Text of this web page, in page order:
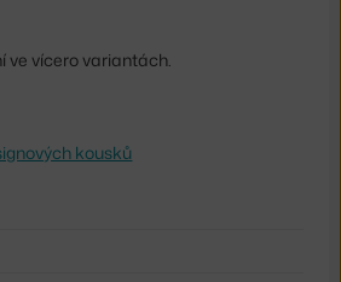
ve vícero variantách.
kousků